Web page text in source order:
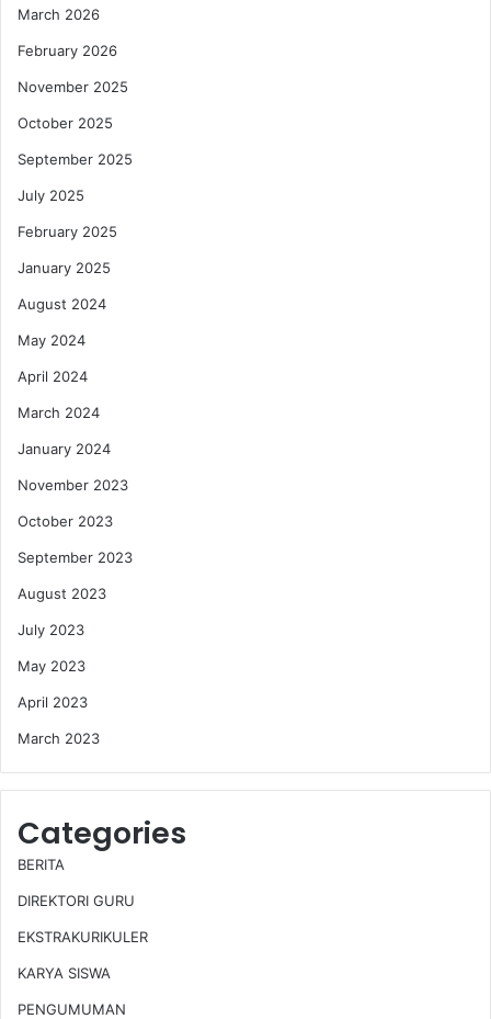
March 2026
February 2026
November 2025
October 2025
September 2025
July 2025
February 2025
January 2025
August 2024
May 2024
April 2024
March 2024
January 2024
November 2023
October 2023
September 2023
August 2023
July 2023
May 2023
April 2023
March 2023
Categories
BERITA
DIREKTORI GURU
EKSTRAKURIKULER
KARYA SISWA
PENGUMUMAN